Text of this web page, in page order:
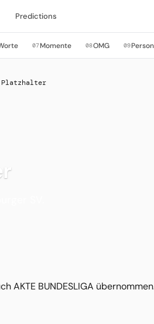
Predictions
07Momente 08OMG 09
Platzhalter
AKTE BUNDESLIGA